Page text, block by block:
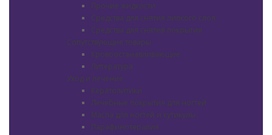
Прочие жидкости
Средства для снятия липкого слоя
Средства для снятия покрытия
Сопутствующие товары
Кровоостанавливающее
Литература
Уход и лечение
Кератолитики
Лечебные покрытия для ногтей
Масла для ногтей и кутикулы
Парафинотерапия